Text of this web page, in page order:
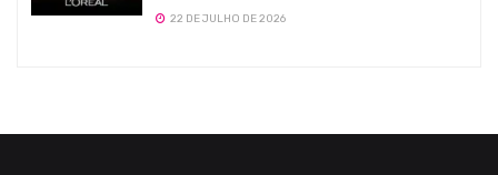
22 DE JULHO DE 2026